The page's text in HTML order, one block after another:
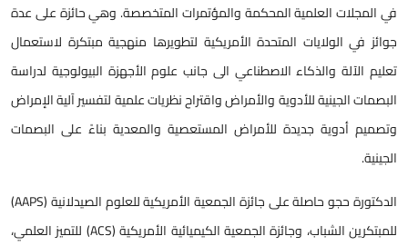
في المجلات العلمية المحكمة والمؤتمرات المتخصصة. وهي حائزة على عدة
جوائز في الولايات المتحدة الأمريكية لتطويرها منهجية مبتكرة لاستعمال
تعليم الآلة والذكاء الاصطناعي الى جانب علوم الأجهزة البيولوجية لدراسة
البصمات الجينية للأدوية والأمراض واقتراح نظريات علمية لتفسير آلية الإمراض
وتصميم أدوية جديدة للأمراض المستعصية والمعدية بناءً على البصمات
الجينية.
الدكتورة حجو حاصلة على جائزة الجمعية الأمريكية للعلوم الصيدلانية (AAPS)
للمبتكرين الشباب، وجائزة الجمعية الكيميائية الأمريكية (ACS) للتميز العلمي،